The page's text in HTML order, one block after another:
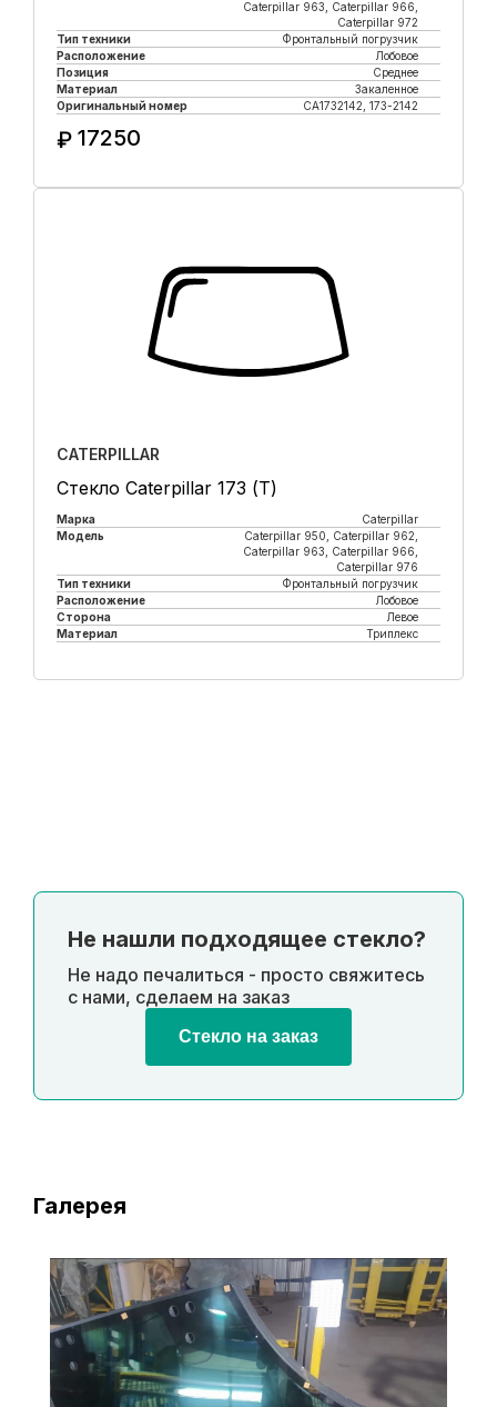
Caterpillar 963, Caterpillar 966,
Caterpillar 972
Тип техники
Фронтальный погрузчик
Расположение
Лобовое
Позиция
Среднее
Материал
Закаленное
Оригинальный номер
CA1732142, 173-2142
₽ 17250
CATERPILLAR
Стекло Caterpillar 173 (Т)
Марка
Caterpillar
Модель
Caterpillar 950, Caterpillar 962,
Caterpillar 963, Caterpillar 966,
Caterpillar 976
Тип техники
Фронтальный погрузчик
Расположение
Лобовое
Сторона
Левое
Материал
Триплекс
Не нашли подходящее стекло?
Не надо печалиться - просто свяжитесь
с нами, сделаем на заказ
Стекло на заказ
Галерея